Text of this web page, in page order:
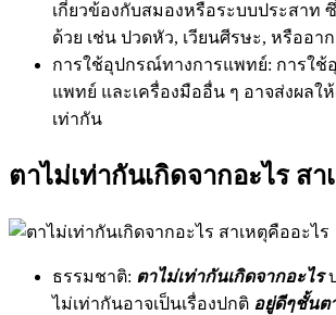
เกี่ยวข้องกับสมองหรือระบบประสาท
ด้วย เช่น ปวดหัว, เวียนศีรษะ, หรืออา
การใช้อุปกรณ์ทางการแพทย์: การใช้
แพทย์ และเครื่องมืออื่น ๆ อาจส่งผลใ
เท่ากัน
ตาไม่เท่ากันเกิดจากอะไร สา
ธรรมชาติ: ตาไม่เท่ากันเกิดจากอะไร
ไม่เท่ากันอาจเป็นเรื่องปกติ อยู่ดีๆชั้นต